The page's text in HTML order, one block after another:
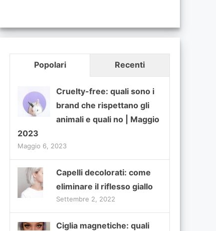
Popolari Recenti
Cruelty-free: quali sono i
brand che rispettano gli
animali e quali no | Maggio
2023
Maggio 6, 2023
Capelli decolorati: come
eliminare il riflesso giallo
Settembre 2, 2022
Ciglia magnetiche: quali